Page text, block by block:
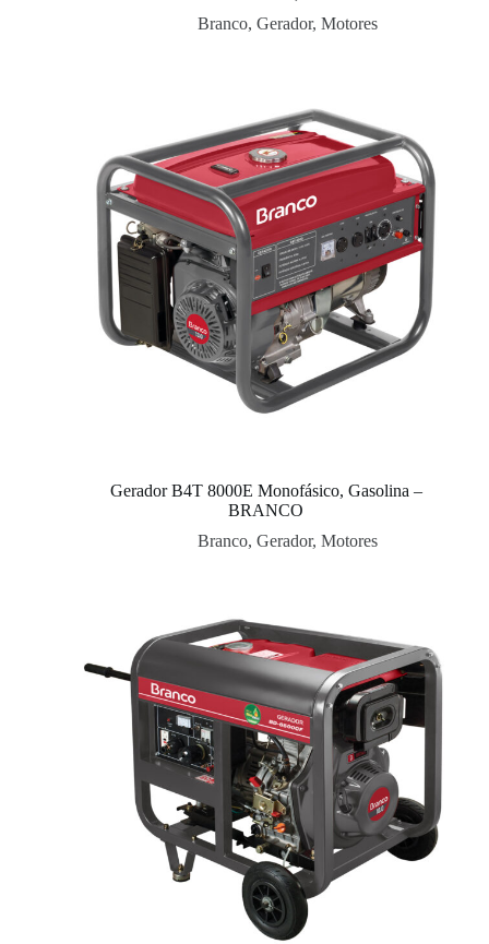
Branco,Gerador,Motores
Gerador B4T 8000E Monofásico, Gasolina –
BRANCO
Branco,Gerador,Motores